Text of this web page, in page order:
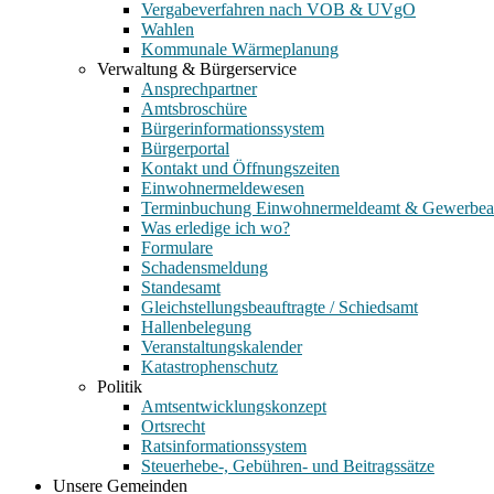
Vergabeverfahren nach VOB & UVgO
Wahlen
Kommunale Wärmeplanung
Verwaltung & Bürgerservice
Ansprechpartner
Amtsbroschüre
Bürgerinformationssystem
Bürgerportal
Kontakt und Öffnungszeiten
Einwohnermeldewesen
Terminbuchung Einwohnermeldeamt &
Was erledige ich wo?
Formulare
Schadensmeldung
Standesamt
Gleichstellungsbeauftragte / Schiedsamt
Hallenbelegung
Veranstaltungskalender
Katastrophenschutz
Politik
Amtsentwicklungskonzept
Ortsrecht
Ratsinformationssystem
Steuerhebe-, Gebühren- und Beitragssätze
Unsere Gemeinden